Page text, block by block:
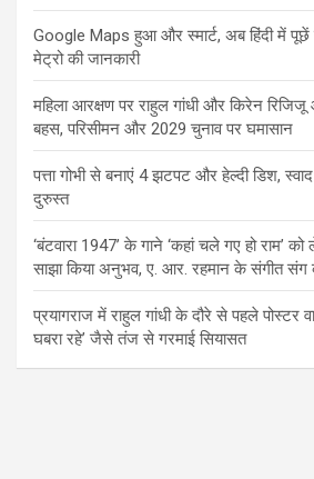
Google Maps हुआ और स्मार्ट, अब हिंदी में पूछें
मेट्रो की जानकारी
महिला आरक्षण पर राहुल गांधी और किरेन
बहस, परिसीमन और 2029 चुनाव पर घमासान
पत्ता गोभी से बनाएं 4 झटपट और हेल्दी डिश,
दुरुस्त
‘बंटवारा 1947’ के गाने ‘कहां चले गए हो राम’
साझा किया अनुभव, ए. आर. रहमान के संगीत संग
प्रयागराज में राहुल गांधी के दौरे से पहले पोस्टर
घबरा रहे’ जैसे तंज से गरमाई सियासत